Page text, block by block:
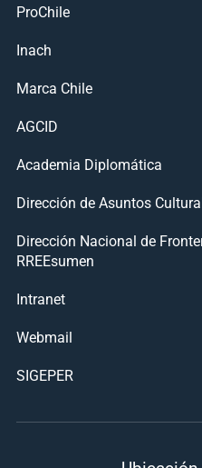
ProChile
Inach
Marca Chile
AGCID
Academia Diplomática
Dirección de Asuntos
Dirección Nacional de
RREEsumen
Intranet
Webmail
SIGEPER